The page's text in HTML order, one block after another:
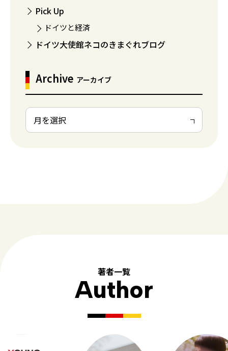
Pick Up
ドイツと経済
ドイツ大使館ネコのきまぐれブログ
Archive アーカイブ
著者一覧
Author